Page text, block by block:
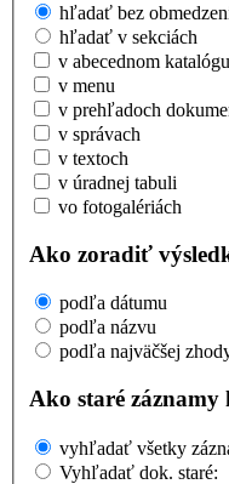
hľadať bez
hľadať v sekciách
v abecednom katalógu
v menu
v prehľadoch
v správach
v textoch
v úradnej tabuli
vo fotogalériách
Ako zoradiť
podľa dátumu
podľa názvu
podľa najväčšej
Ako staré
vyhľadať všetky
Vyhľadať dok. staré: